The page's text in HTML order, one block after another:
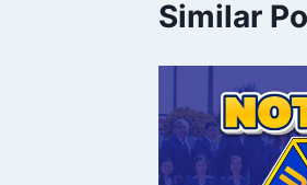
Similar